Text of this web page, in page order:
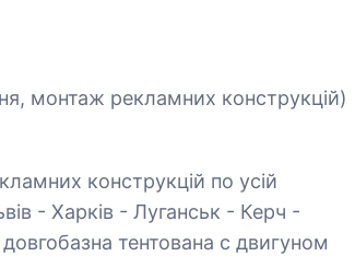
монтаж рекламних конструкцій)
конструкцій по усій
- Харків - Луганськ - Керч -
тентована с двигуном